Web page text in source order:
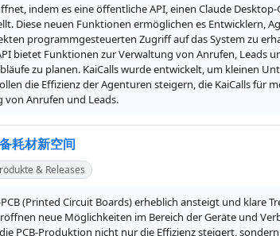
indem es eine öffentliche API, einen Claude
Diese neuen Funktionen ermöglichen es Entwicklern,
programmgesteuerten Zugriff auf das System zu
bietet Funktionen zur Verwaltung von Anrufen, Leads
zu planen. KaiCalls wurde entwickelt, um kleinen
die Effizienz der Agenturen steigern, die KaiCalls für
Anrufen und Leads.
耗材新空间
& Releases
(Printed Circuit Boards) erheblich ansteigt und klare
neue Möglichkeiten im Bereich der Geräte und
PCB-Produktion nicht nur die Effizienz steigert,